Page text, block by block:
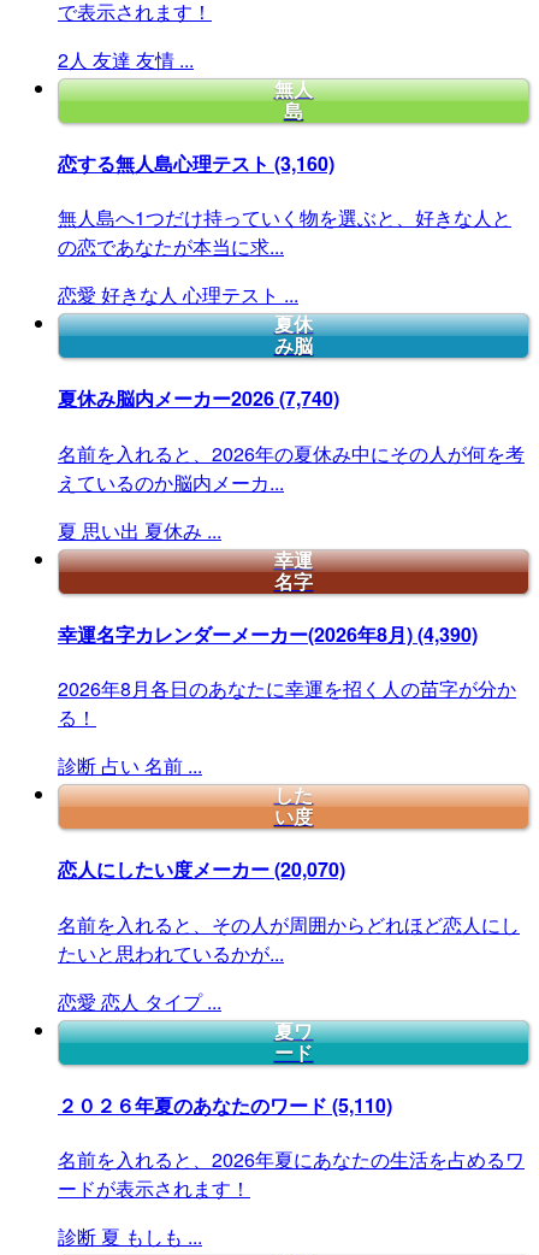
で表示されます！
2人 友達 友情 ...
無人
島
恋する無人島心理テスト (3,160)
無人島へ1つだけ持っていく物を選ぶと、好きな人と
の恋であなたが本当に求...
恋愛 好きな人 心理テスト ...
夏休
み脳
夏休み脳内メーカー2026(7,740)
名前を入れると、2026年の夏休み中にその人が何を考
えているのか脳内メーカ...
夏 思い出 夏休み ...
幸運
名字
幸運名字カレンダーメーカー(2026年8月)(4,390)
2026年8月各日のあなたに幸運を招く人の苗字が分か
る！
診断 占い 名前 ...
した
い度
恋人にしたい度メーカー(20,070)
名前を入れると、その人が周囲からどれほど恋人にし
たいと思われているかが...
恋愛 恋人 タイプ ...
夏ワ
ード
２０２６年夏のあなたのワード (5,110)
名前を入れると、2026年夏にあなたの生活を占めるワ
ードが表示されます！
診断 夏 もしも ...